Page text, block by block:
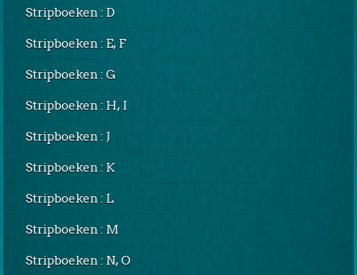
Stripboeken : D
Stripboeken : E, F
Stripboeken : G
Stripboeken : H, I
Stripboeken : J
Stripboeken : K
Stripboeken : L
Stripboeken : M
Stripboeken : N, O